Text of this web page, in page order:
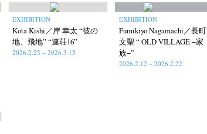
EXHIBITION
Kota Kishi／岸 幸太 “彼の
地、飛地” “連荘16”
2026.2.25 – 2026.3.15
EXHIBITION
Fumikiyo Nagamachi／長町
文聖 “ OLD VILLAGE −家
族−”
2026.2.12 – 2026.2.22